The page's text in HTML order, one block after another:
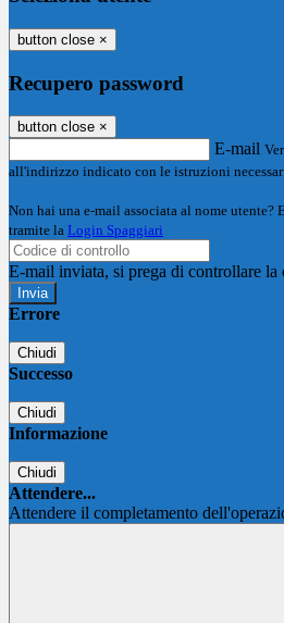
button close ×
Recupero password
button close ×
E-mail
all'indirizzo indicato con le istruzioni
Non hai una e-mail associata al nome utente?
tramite la Login Spaggiari
E-mail inviata, si prega di controllare la
Errore
Chiudi
Successo
Chiudi
Informazione
Chiudi
Attendere...
Attendere il completamento